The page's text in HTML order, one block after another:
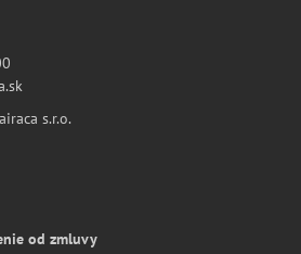
s.r.o.
od zmluvy